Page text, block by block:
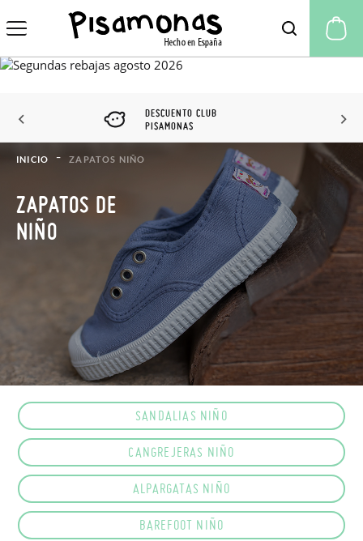
DESCUENTO CLUB
PISAMONAS
INICIO ZAPATOS NIÑO
ZAPATOS DE
NIÑO
SANDALIAS NIÑO
CANGREJERAS NIÑO
ALPARGATAS NIÑO
BAREFOOT NIÑO